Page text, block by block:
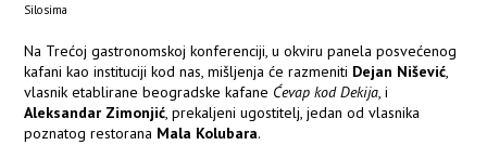
Silosima
Na Trećoj gastronomskoj konferenciji, u okviru panela posvećenog
kafani kao instituciji kod nas, mišljenja će razmeniti Dejan Nišević,
vlasnik etablirane beogradske kafane Ćevap kod Dekija, i
Aleksandar Zimonjić, prekaljeni ugostitelj, jedan od vlasnika
poznatog restorana Mala Kolubara.